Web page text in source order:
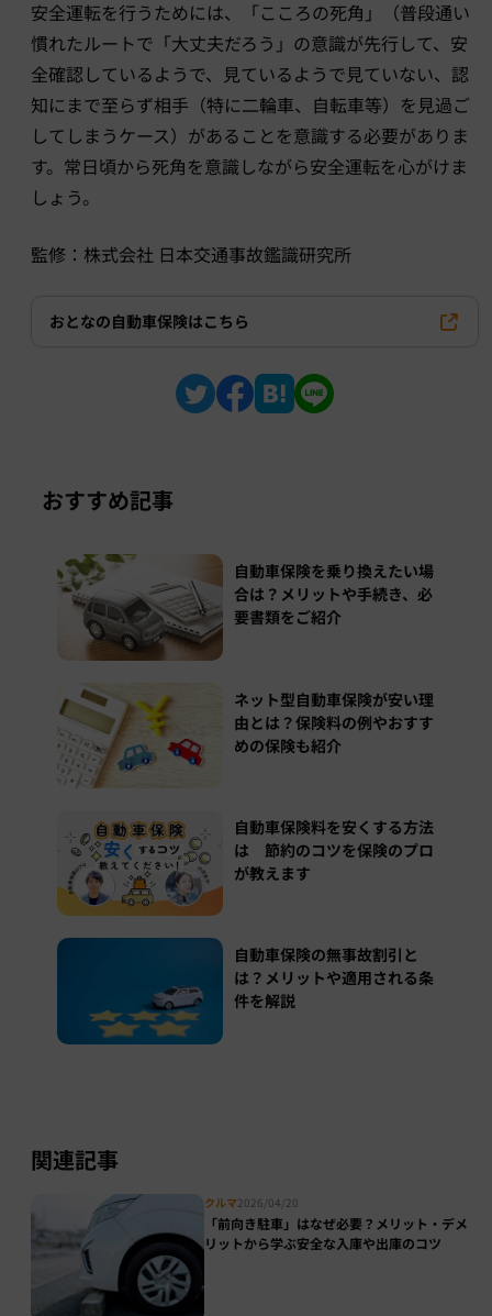
安全運転を行うためには、「こころの死角」（普段通い
慣れたルートで「大丈夫だろう」の意識が先行して、安
全確認しているようで、見ているようで見ていない、認
知にまで至らず相手（特に二輪車、自転車等）を見過ご
してしまうケース）があることを意識する必要がありま
す。常日頃から死角を意識しながら安全運転を心がけま
しょう。
監修：株式会社 日本交通事故鑑識研究所
おとなの自動車保険はこちら
おすすめ記事
自動車保険を乗り換えたい場
合は？メリットや手続き、必
要書類をご紹介
ネット型自動車保険が安い理
由とは？保険料の例やおすす
めの保険も紹介
自動車保険料を安くする方法
は 節約のコツを保険のプロ
が教えます
自動車保険の無事故割引と
は？メリットや適用される条
件を解説
関連記事
クルマ2026/04/20
「前向き駐車」はなぜ必要？メリット・デメ
リットから学ぶ安全な入庫や出庫のコツ